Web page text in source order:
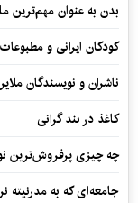
بدن به عنوان مهم‌ترین
کودکان ایرانی و
ناشران و نویسندگان
کاغذ در بند گرانی
چه چیزی پرفروش‌ترین
جامعه‌ای که به مدرنیته